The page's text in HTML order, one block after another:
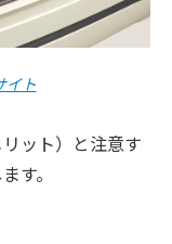
イト
ット）と注意す
す。